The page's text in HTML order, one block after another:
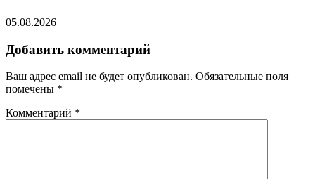
05.08.2026
Добавить комментарий
Ваш адрес email не будет опубликован. Обязательные поля
помечены *
Комментарий *